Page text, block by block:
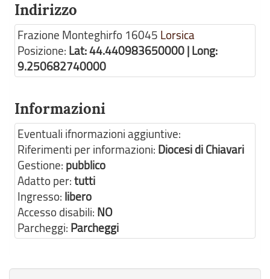
Indirizzo
Frazione Monteghirfo 16045 Lorsica
Posizione: Lat: 44.440983650000 | Long:
9.250682740000
Informazioni
Eventuali ifnormazioni aggiuntive:
Riferimenti per informazioni: Diocesi di Chiavari
Gestione: pubblico
Adatto per:tutti
Ingresso: libero
Accesso disabili: NO
Parcheggi: Parcheggi